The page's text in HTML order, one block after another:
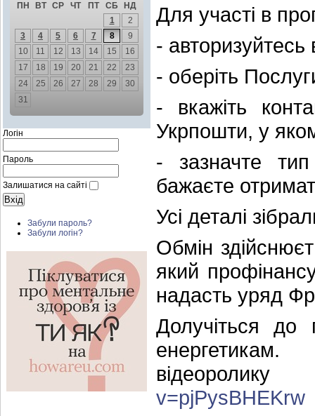
ПН ВТ СР ЧТ ПТ СБ
НД
1
2
3
4 5 6 7 8
9
10
11 12 13 14 15
16
17
18 19 20 21 22
23
24
25 26 27 28 29
30
31
Логін
Пароль
Залишатися на сайті
Забули пароль?
Забули логін?
Для участі в
- авторизуйтесь
- оберіть
- вкажіть
Укрпошти, у
- зазначте тип
бажаєте
Усі деталі
Обмін
який
надасть уряд
Долучіться до
v=pjPysBHEKrw